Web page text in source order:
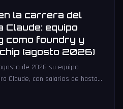
la carrera del
Claude: equipo
como foundry y
(agosto 2026)
de 2026 su equipo
Claude, con salarios de hasta